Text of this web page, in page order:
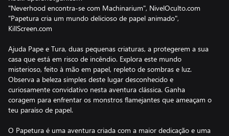
"Neverhood encontra-se com Machinarium", NivelOculto.com
"Papetura cria um mundo delicioso de papel animado",
KillScreen.com
Ajuda Pape e Tura, duas pequenas criaturas, a protegerem a sua
casa que está em risco de incêndio. Explora este mundo
misterioso, feito à mão em papel, repleto de sombras e luz.
Observa a beleza simples deste lugar desconhecido e
curiosamente convidativo nesta aventura clássica. Ganha
coragem para enfrentar os monstros flamejantes que ameaçam o
teu paraíso de papel.
O Papetura é uma aventura criada com a maior dedicação e uma